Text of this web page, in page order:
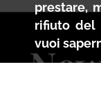
prestare,
rifiuto del
vuoi